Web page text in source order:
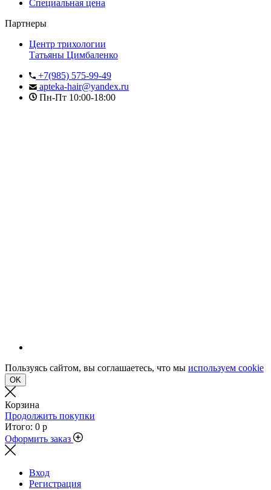
Специальная цена
Партнеры
Центр трихологии
Татьяны Цимбаленко
+7(985) 575-99-49
apteka-hair@yandex.ru
Пн-Пт 10:00-18:00
Пользуясь сайтом, вы соглашаетесь, что мы используем cookie
OK
Корзина
Продолжить покупки
Итого: 0 р
Оформить заказ
Вход
Регистрация